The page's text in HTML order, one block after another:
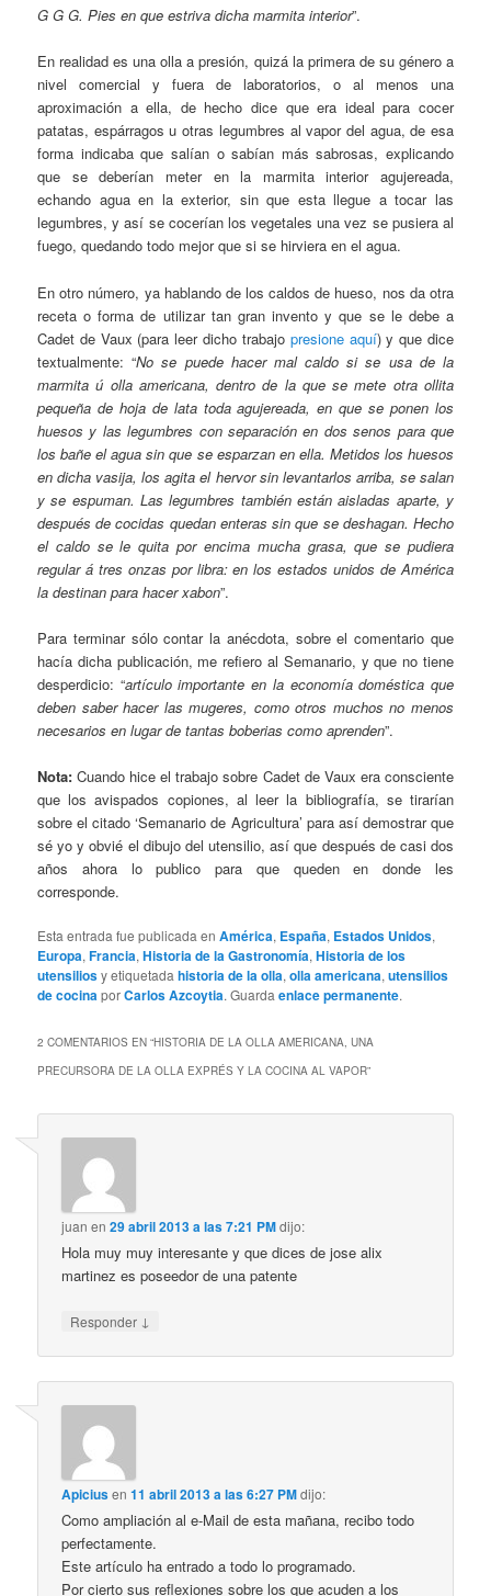
G G G. Pies en que estriva dicha marmita interior”.
En realidad es una olla a presión, quizá la primera de su género a
nivel comercial y fuera de laboratorios, o al menos una
aproximación a ella, de hecho dice que era ideal para cocer
patatas, espárragos u otras legumbres al vapor del agua, de esa
forma indicaba que salían o sabían más sabrosas, explicando
que se deberían meter en la marmita interior agujereada,
echando agua en la exterior, sin que esta llegue a tocar las
legumbres, y así se cocerían los vegetales una vez se pusiera al
fuego, quedando todo mejor que si se hirviera en el agua.
En otro número, ya hablando de los caldos de hueso, nos da otra
receta o forma de utilizar tan gran invento y que se le debe a
Cadet de Vaux (para leer dicho trabajo presione aquí) y que dice
textualmente: “No se puede hacer mal caldo si se usa de la
marmita ú olla americana, dentro de la que se mete otra ollita
pequeña de hoja de lata toda agujereada, en que se ponen los
huesos y las legumbres con separación en dos senos para que
los bañe el agua sin que se esparzan en ella. Metidos los huesos
en dicha vasija, los agita el hervor sin levantarlos arriba, se salan
y se espuman. Las legumbres también están aisladas aparte, y
después de cocidas quedan enteras sin que se deshagan. Hecho
el caldo se le quita por encima mucha grasa, que se pudiera
regular á tres onzas por libra: en los estados unidos de América
la destinan para hacer xabon”.
Para terminar sólo contar la anécdota, sobre el comentario que
hacía dicha publicación, me refiero al Semanario, y que no tiene
desperdicio: “artículo importante en la economía doméstica que
deben saber hacer las mugeres, como otros muchos no menos
necesarios en lugar de tantas boberias como aprenden”.
Nota: Cuando hice el trabajo sobre Cadet de Vaux era consciente
que los avispados copiones, al leer la bibliografía, se tirarían
sobre el citado ‘Semanario de Agricultura’ para así demostrar que
sé yo y obvié el dibujo del utensilio, así que después de casi dos
años ahora lo publico para que queden en donde les
corresponde.
Esta entrada fue publicada enAmérica, España, Estados Unidos,
Europa,Francia,Historia de la Gastronomía,Historia de los
utensiliosy etiquetadahistoria de la olla,olla americana,utensilios
de cocinaporCarlos Azcoytia. Guardaenlace permanente.
2 COMENTARIOS EN “HISTORIA DE LA OLLA AMERICANA, UNA
PRECURSORA DE LA OLLA EXPRÉS Y LA COCINA AL VAPOR”
juan en29 abril 2013 a las 7:21 PMdijo:
Hola muy muy interesante y que dices de jose alix
martinez es poseedor de una patente
Responder ↓
Apiciusen11 abril 2013 a las 6:27 PMdijo:
Como ampliación al e-Mail de esta mañana, recibo todo
perfectamente.
Este artículo ha entrado a todo lo programado.
Por cierto sus reflexiones sobre los que acuden a los